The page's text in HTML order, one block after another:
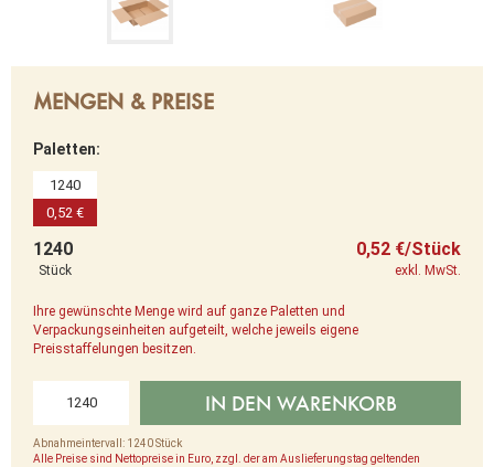
MENGEN & PREISE
Paletten:
1240
0,52 €
1240
Stück
0,52 €/Stück
exkl. MwSt.
Ihre gewünschte Menge wird auf ganze Paletten und
Verpackungseinheiten aufgeteilt, welche jeweils eigene
Preisstaffelungen besitzen.
Abnahmeintervall: 1240 Stück
Alle Preise sind Nettopreise in Euro, zzgl. der am Auslieferungstag geltenden
IN DEN WARENKORB